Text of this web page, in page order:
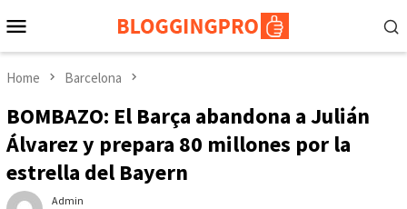
to
Menu
Home Barcelona
BOMBAZO: El Barça abandona a Julián
Álvarez y prepara 80 millones por la
estrella del Bayern
Admin